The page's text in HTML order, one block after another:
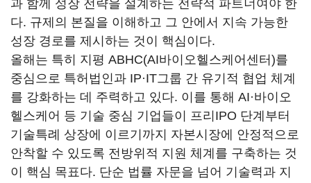
과 함께 성장 전략을 설계하는 전략적 파트너여야 한
다. 규제의 본질을 이해하고 그 안에서 지속 가능한
성장 경로를 제시하는 것이 핵심이다.
올해는 특히 지평 ABHC(AI바이오헬스케어센터)를
중심으로 특허법인과 IP·IT그룹 간 유기적 협업 체계
를 강화하는 데 주력하고 있다. 이를 통해 AI·바이오
헬스케어 등 기술 중심 기업들이 프리IPO 단계부터
기술특례 상장에 이르기까지 자본시장에 안정적으로
안착할 수 있도록 전방위적 지원 체계를 구축하는 것
이 핵심 목표다. 단순 법률 자문을 넘어 기술력과 지